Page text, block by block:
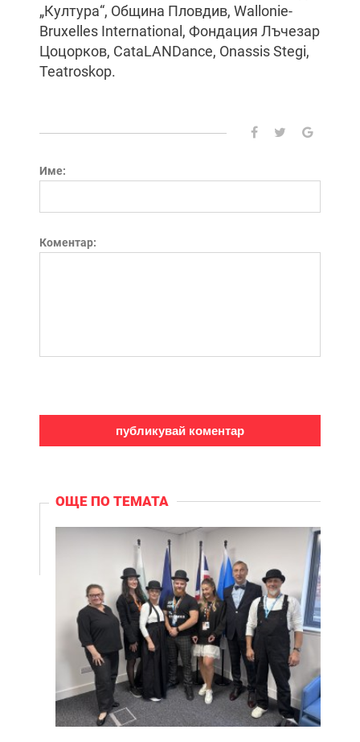
„Култура“, Община Пловдив, Wallonie-
Bruxelles International, Фондация Лъчезар
Цоцорков, CataLANDance, Onassis Stegi,
Teatroskop.
Име:
Коментар:
ОЩЕ ПО ТЕМАТА